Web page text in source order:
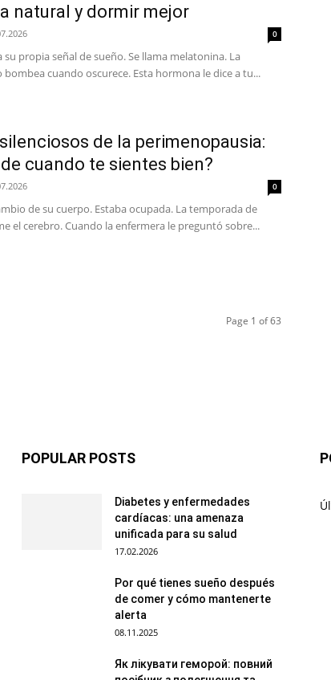
natural y dormir mejor
0
su propia señal de sueño. Se llama melatonina. La
bombea cuando oscurece. Esta hormona le dice a tu...
de la perimenopausia:
cuando te sientes bien?
0
de su cuerpo. Estaba ocupada. La temporada de
el cerebro. Cuando la enfermera le preguntó sobre...
Page 1 of 63
POPULAR POSTS
Diabetes y enfermedades
cardíacas: una amenaza
unificada para su salud
17.02.2026
Por qué tienes sueño después
de comer y cómo mantenerte
alerta
08.11.2025
Як лікувати геморой: повний